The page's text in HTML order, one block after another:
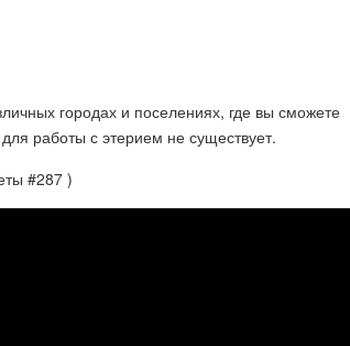
городах и поселениях, где вы сможете
работы с этерием не существует.
#287 )